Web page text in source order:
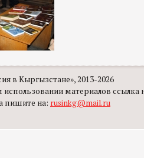
в Кыргызстане», 2013-2026
материалов ссылка
пишите на: rusinkg@mail.ru